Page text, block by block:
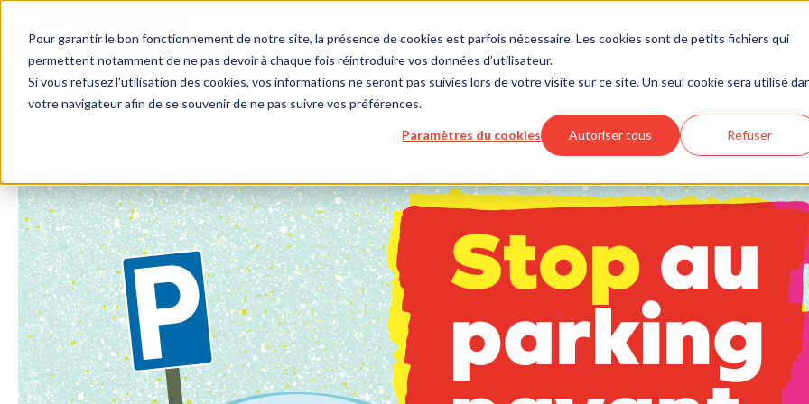
Pour garantir le bon fonctionnement de notre site, la présence de cookies est parfois nécessaire. Les cookies sont de petits fichiers qui
permettent notamment de ne pas devoir à chaque fois réintroduire vos données d’utilisateur.
Si vous refusez l'utilisation des cookies, vos informations ne seront pas suivies lors de votre visite sur ce site. Un seul cookie sera utilisé
votre navigateur afin de se souvenir de ne pas suivre vos préférences.
Paramètres du cookies Autoriser tous Refuser